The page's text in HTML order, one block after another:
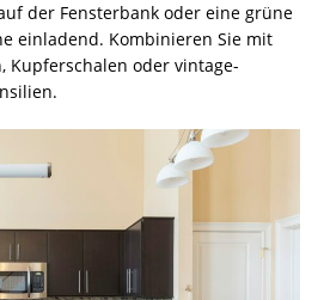
der Fensterbank oder eine grüne
einladend. Kombinieren Sie mit
Kupferschalen oder vintage-